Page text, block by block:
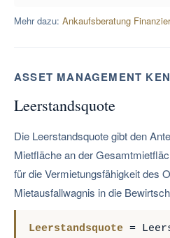
Mehr dazu: Ankaufsberatung
ASSET MANAGEMENT
Leerstandsquote
Die Leerstandsquote gibt den
Mietfläche an der
für die Vermietungsfähigkeit des
Mietausfallwagnis in die
Leerstandsquote =